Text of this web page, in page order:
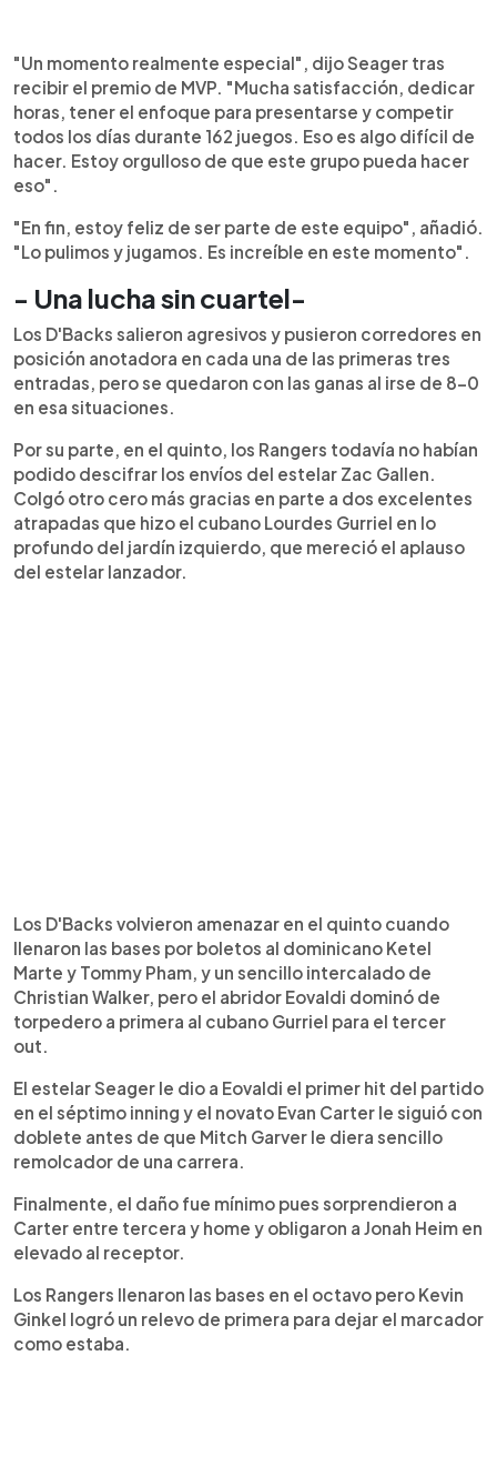
"Un momento realmente especial", dijo Seager tras
recibir el premio de MVP. "Mucha satisfacción, dedicar
horas, tener el enfoque para presentarse y competir
todos los días durante 162 juegos. Eso es algo difícil de
hacer. Estoy orgulloso de que este grupo pueda hacer
eso".
"En fin, estoy feliz de ser parte de este equipo", añadió.
"Lo pulimos y jugamos. Es increíble en este momento".
- Una lucha sin cuartel-
Los D'Backs salieron agresivos y pusieron corredores en
posición anotadora en cada una de las primeras tres
entradas, pero se quedaron con las ganas al irse de 8-0
en esa situaciones.
Por su parte, en el quinto, los Rangers todavía no habían
podido descifrar los envíos del estelar Zac Gallen.
Colgó otro cero más gracias en parte a dos excelentes
atrapadas que hizo el cubano Lourdes Gurriel en lo
profundo del jardín izquierdo, que mereció el aplauso
del estelar lanzador.
Los D'Backs volvieron amenazar en el quinto cuando
llenaron las bases por boletos al dominicano Ketel
Marte y Tommy Pham, y un sencillo intercalado de
Christian Walker, pero el abridor Eovaldi dominó de
torpedero a primera al cubano Gurriel para el tercer
out.
El estelar Seager le dio a Eovaldi el primer hit del partido
en el séptimo inning y el novato Evan Carter le siguió con
doblete antes de que Mitch Garver le diera sencillo
remolcador de una carrera.
Finalmente, el daño fue mínimo pues sorprendieron a
Carter entre tercera y home y obligaron a Jonah Heim en
elevado al receptor.
Los Rangers llenaron las bases en el octavo pero Kevin
Ginkel logró un relevo de primera para dejar el marcador
como estaba.